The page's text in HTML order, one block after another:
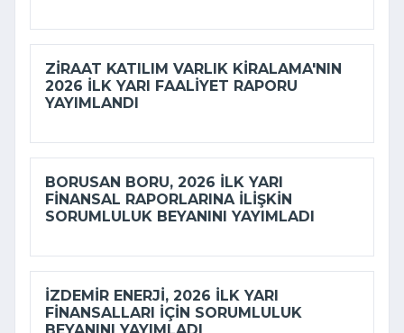
ZIRAAT KATILIM VARLIK KIRALAMA'NIN
2026 ILK YARI FAALIYET RAPORU
YAYIMLANDI
BORUSAN BORU, 2026 ILK YARI
FINANSAL RAPORLARINA ILIŞKIN
SORUMLULUK BEYANINI YAYIMLADI
İZDEMİR ENERJI, 2026 ILK YARI
FINANSALLARI IÇIN SORUMLULUK